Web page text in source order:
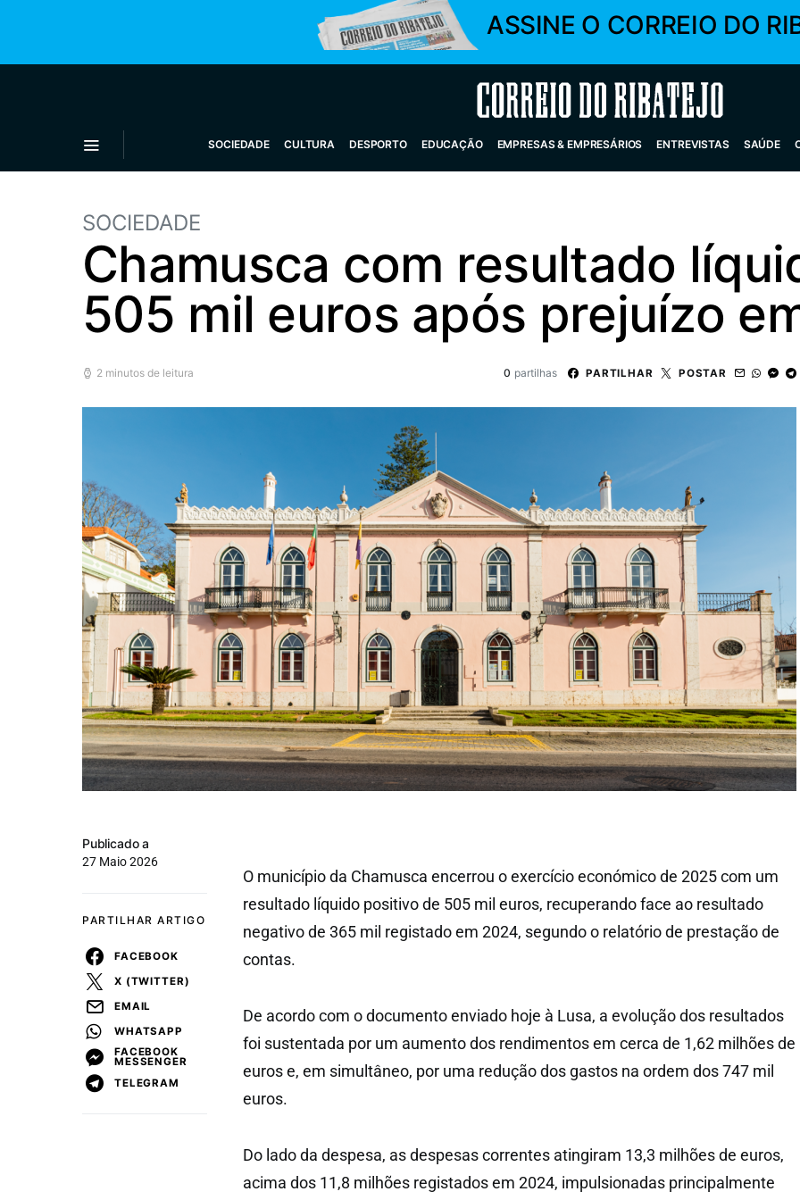
ASSINE O CORREIO DO
Correio do Ribatejo
SOCIEDADE CULTURA DESPORTO EDUCAÇÃO EMPRESAS & EMPRESÁRIOS ENTREVISTAS SAÚDE
SOCIEDADE
Chamusca com resultado
505 mil euros após prejuízo
2 minutos de leitura 0 partilhas PARTILHAR POSTAR
Publicado a
27 Maio 2026
PARTILHAR ARTIGO
FACEBOOK
X (TWITTER)
EMAIL
WHATSAPP
FACEBOOK
MESSENGER
TELEGRAM
O município da Chamusca encerrou o exercício económico de 2025 com um
resultado líquido positivo de 505 mil euros, recuperando face ao resultado
negativo de 365 mil registado em 2024, segundo o relatório de prestação de
contas.
De acordo com o documento enviado hoje à Lusa, a evolução dos resultados
foi sustentada por um aumento dos rendimentos em cerca de 1,62 milhões de
euros e, em simultâneo, por uma redução dos gastos na ordem dos 747 mil
euros.
Do lado da despesa, as despesas correntes atingiram 13,3 milhões de euros,
acima dos 11,8 milhões registados em 2024, impulsionadas principalmente